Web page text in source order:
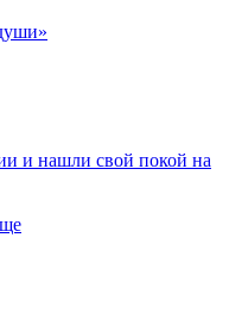
и нашли свой покой на